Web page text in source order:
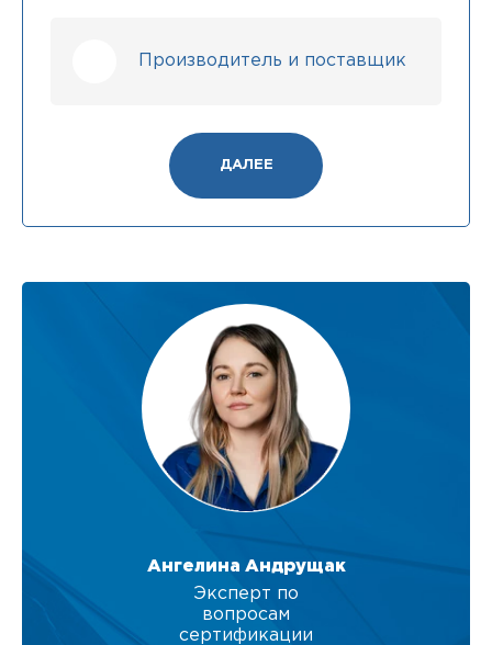
Производитель и поставщик
ДАЛЕЕ
Ангелина Андрущак
Эксперт по
вопросам
сертификации